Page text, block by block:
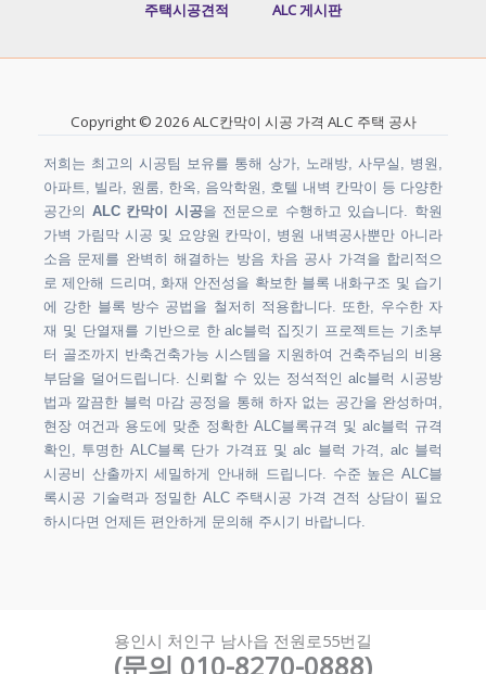
주택시공견적
ALC 게시판
Copyright © 2026 ALC칸막이 시공 가격 ALC 주택 공사
저희는 최고의 시공팀 보유를 통해 상가, 노래방, 사무실, 병원,
아파트, 빌라, 원룸, 한옥, 음악학원, 호텔 내벽 칸막이 등 다양한
공간의 ALC 칸막이 시공을 전문으로 수행하고 있습니다. 학원
가벽 가림막 시공 및 요양원 칸막이, 병원 내벽공사뿐만 아니라
소음 문제를 완벽히 해결하는 방음 차음 공사 가격을 합리적으
로 제안해 드리며, 화재 안전성을 확보한 블록 내화구조 및 습기
에 강한 블록 방수 공법을 철저히 적용합니다. 또한, 우수한 자
재 및 단열재를 기반으로 한 alc블럭 집짓기 프로젝트는 기초부
터 골조까지 반축건축가능 시스템을 지원하여 건축주님의 비용
부담을 덜어드립니다. 신뢰할 수 있는 정석적인 alc블럭 시공방
법과 깔끔한 블럭 마감 공정을 통해 하자 없는 공간을 완성하며,
현장 여건과 용도에 맞춘 정확한 ALC블록규격 및 alc블럭 규격
확인, 투명한 ALC블록 단가 가격표 및 alc 블럭 가격, alc 블럭
시공비 산출까지 세밀하게 안내해 드립니다. 수준 높은 ALC블
록시공 기술력과 정밀한 ALC 주택시공 가격 견적 상담이 필요
하시다면 언제든 편안하게 문의해 주시기 바랍니다.
용인시 처인구 남사읍 전원로55번길
(문의 010-8270-0888)